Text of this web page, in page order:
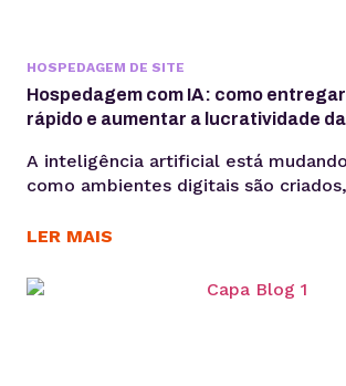
HOSPEDAGEM DE SITE
Hospedagem com IA: como
rápido e aumentar a lucratividade
A inteligência artificial está
como ambientes digitais são
automatiza processos e gera mais
lucrativa — até o momento em que
LER MAIS